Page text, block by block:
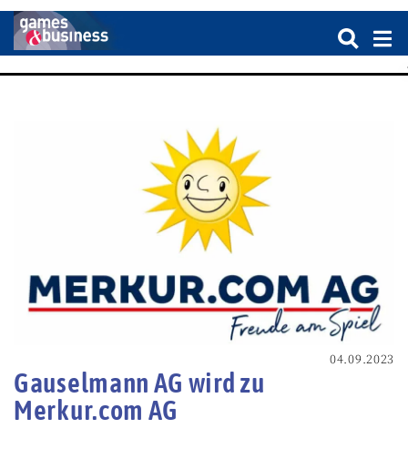
04.09.2023
Gauselmann AG wird zu
Merkur.com AG